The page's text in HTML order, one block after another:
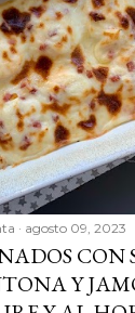
agosto 09, 2023
CON
Y